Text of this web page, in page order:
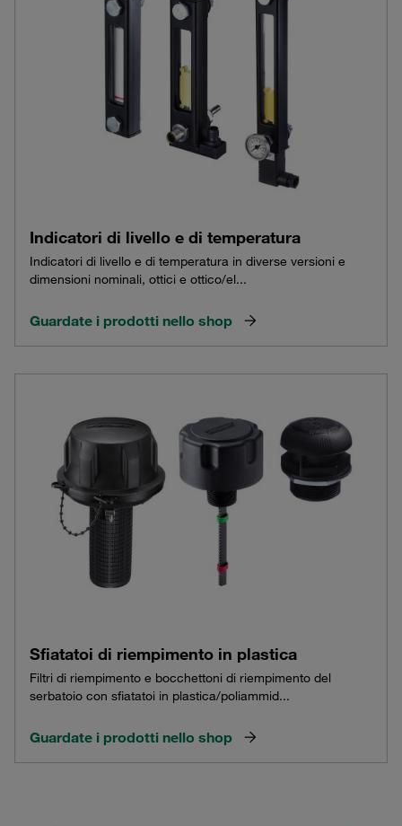
Indicatori di livello e di temperatura
Indicatori di livello e di temperatura in diverse versioni e
dimensioni nominali, ottici e ottico/el...
Guardate i prodotti nello shop
Sfiatatoi di riempimento in plastica
Filtri di riempimento e bocchettoni di riempimento del
serbatoio con sfiatatoi in plastica/poliammid...
Guardate i prodotti nello shop